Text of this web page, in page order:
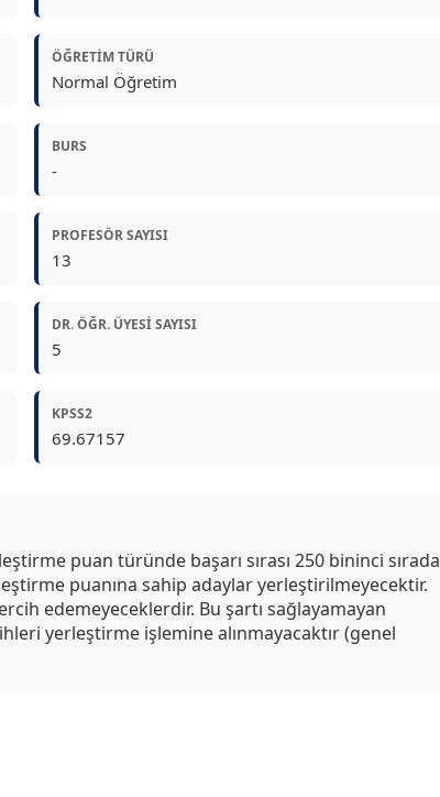
ÖĞRETIM TÜRÜ
Normal Öğretim
BURS
-
PROFESÖR SAYISI
13
DR. ÖĞR. ÜYESI SAYISI
5
KPSS2
69.67157
puan türünde başarı sırası 250 bininci sırada
puanına sahip adaylar yerleştirilmeyecektir.
edemeyeceklerdir. Bu şartı sağlayamayan
yerleştirme işlemine alınmayacaktır (genel